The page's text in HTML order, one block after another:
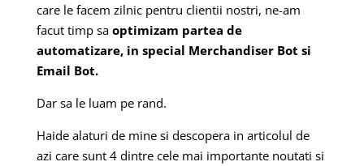
care le facem zilnic pentru clientii nostri, ne-am
facut timp saoptimizam partea de
automatizare, in special Merchandiser Bot si
Email Bot.
Dar sa le luam pe rand.
Haide alaturi de mine si descopera in articolul de
azi care sunt 4 dintre cele mai importante noutati si